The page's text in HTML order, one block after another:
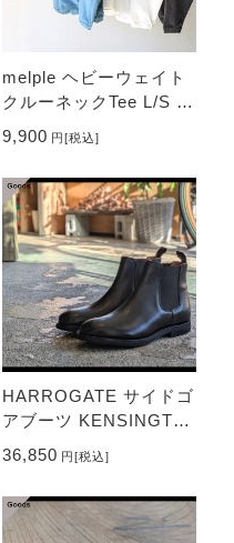
melple ヘビーウェイト
クルーネックTee L/S /
The American Ringer
L/S
9,900 円[税込]
HARROGATE サイドゴ
アブーツ KENSINGTO
N （Black）
36,850 円 [税込]